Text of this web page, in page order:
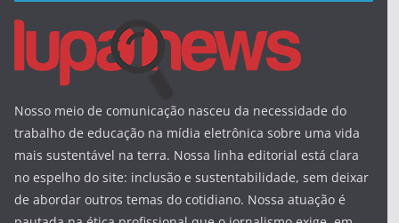
Nosso meio de comunicação nasceu da necessidade do
trabalho de educação na mídia eletrônica sobre uma vida
mais sustentável na terra. Nossa linha editorial está clara
no espelho do site: inclusão e sustentabilidade, sem deixar
de abordar outros temas do cotidiano. Nossa atuação é